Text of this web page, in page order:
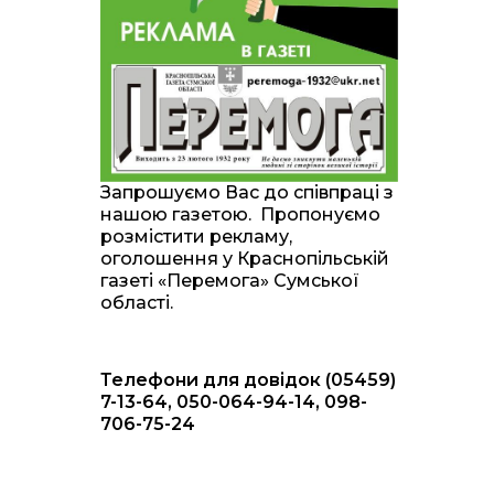
20:00
28 лип
Житлові сертифікати,
підготовка до зими та
підтримка ВПО: підсумки
засідання виконкому
Краснопільської
селищної ради
10:36
28 лип
Валентина Масалітіна:
«Нас тримає віра в
Перемогу і повернення
додому»
10:31
28 лип
Знову біль… Знову
втрата… На щиті
16:57
24 лип
Обмежено придатний,
але безмежно
вмотивований: Як
колишній лісівник став
Запрошуємо Вас до співпраці з
нашою газетою. Пропонуємо
розмістити рекламу,
оголошення у Краснопільській
газеті «Перемога» Сумської
області.
Телефони для довідок (05459)
7-13-64, 050-064-94-14, 098-
706-75-24